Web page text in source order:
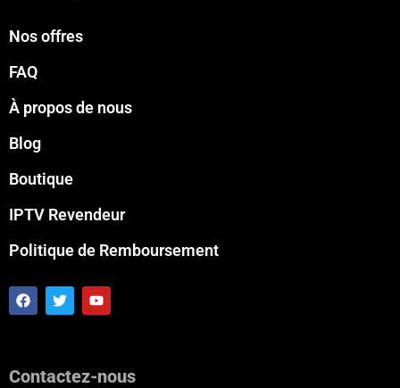
Nos offres
FAQ
À propos de nous
Blog
Boutique
IPTV Revendeur
Politique de Remboursement
F
a
c
o
T
w
i
r
Y
o
u
e
Contactez-nous